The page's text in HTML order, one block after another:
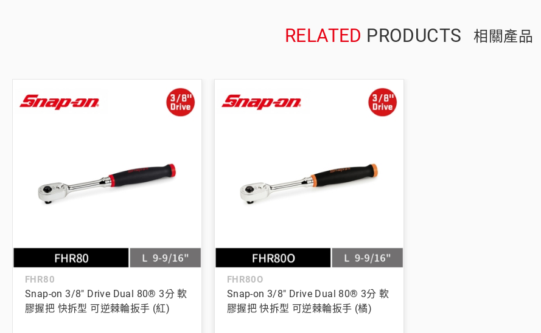
RELATED PRODUCTS 相關產品
FHR80
Snap-on 3/8" Drive Dual 80® 3分 軟
膠握把 快拆型 可逆棘輪扳手 (紅)
FHR80O
Snap-on 3/8" Drive Dual 80® 3分 軟
膠握把 快拆型 可逆棘輪扳手 (橘)